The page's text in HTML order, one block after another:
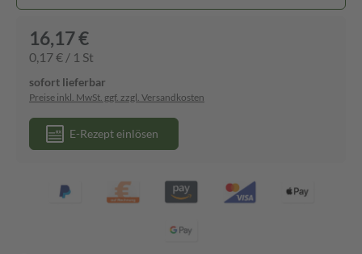
16,17 €
0,17 € / 1 St
sofort lieferbar
Preise inkl. MwSt. ggf. zzgl. Versandkosten
E-Rezept einlösen